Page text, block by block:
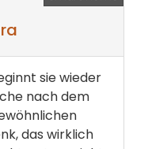
sie wieder
nach dem
das wirklich